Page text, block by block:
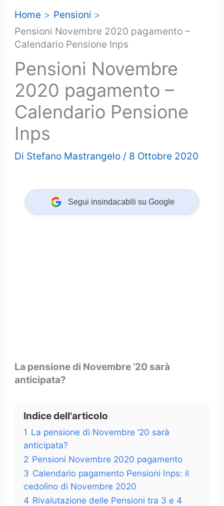
Home
Pensioni
Pensioni Novembre 2020 pagamento –
Calendario Pensione Inps
Pensioni Novembre
2020 pagamento –
Calendario Pensione
Inps
Di Stefano Mastrangelo / 8 Ottobre 2020
Segui insindacabili su Google
La pensione di Novembre ’20 sarà
anticipata?
Indice dell'articolo
1 La pensione di Novembre ’20 sarà
anticipata?
2 Pensioni Novembre 2020 pagamento
3 Calendario pagamento Pensioni Inps: il
cedolino di Novembre 2020
4 Rivalutazione delle Pensioni tra 3 e 4